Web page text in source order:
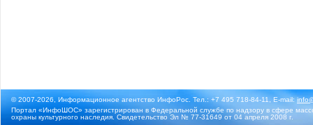
© 2007-2026, Информационное агентство ИнфоРос. Тел.: +7 495 718-84-11, E-mail:
Портал «ИнфоШОС» зарегистрирован в Федеральной службе по надзору в сфере
охраны культурного наследия. Свидетельство Эл № 77-31649 от 04 апреля 2008 г.